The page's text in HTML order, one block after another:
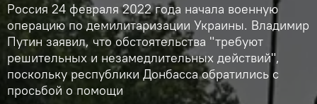
Россия 24 февраля 2022 года начала военную
операцию по демилитаризации Украины. Владимир
Путин заявил, что обстоятельства "требуют
решительных и незамедлительных действий",
поскольку республики Донбасса обратились с
просьбой о помощи